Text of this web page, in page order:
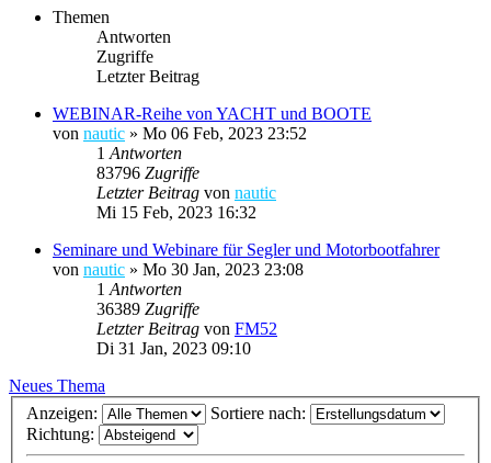
Themen
Antworten
Zugriffe
Letzter Beitrag
WEBINAR-Reihe von YACHT und BOOTE
von nautic » Mo 06 Feb, 2023 23:52
1 Antworten
83796 Zugriffe
Letzter Beitrag von nautic
Mi 15 Feb, 2023 16:32
Seminare und Webinare für Segler und Motorbootfahrer
von nautic » Mo 30 Jan, 2023 23:08
1 Antworten
36389 Zugriffe
Letzter Beitrag von FM52
Di 31 Jan, 2023 09:10
Neues Thema
Anzeigen:
Sortiere nach:
Richtung: